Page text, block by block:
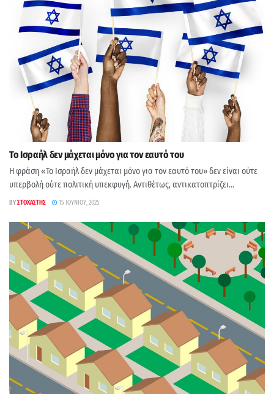
Το Ισραήλ δεν μάχεται μόνο για τον εαυτό του
Η φράση «Το Ισραήλ δεν μάχεται μόνο για τον εαυτό του» δεν είναι ούτε
υπερβολή ούτε πολιτική υπεκφυγή. Αντιθέτως, αντικατοπτρίζει...
BYΣΤΟΧΑΣΤΉΣ 15 ΙΟΥΝΊΟΥ, 2025